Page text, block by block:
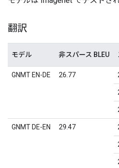
翻訳
モデル 非スパース BLEU
GNMT EN-DE 26.77
GNMT DE-EN 29.47